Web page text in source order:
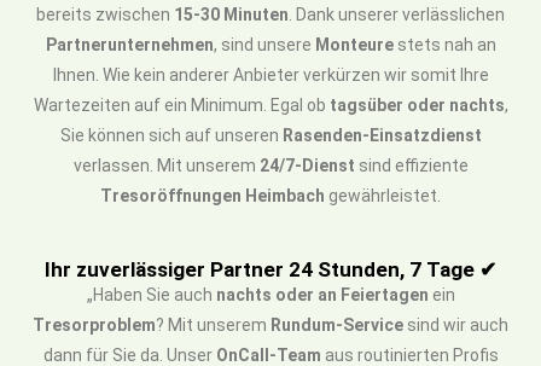
bereits zwischen 15-30 Minuten . Dank unserer verlässlichen
Partnerunternehmen, sind unsere Monteurestets nah an
Ihnen. Wie kein anderer Anbieter verkürzen wir somit Ihre
Wartezeiten auf ein Minimum. Egal ob tagsüber oder nachts,
Sie können sich auf unseren Rasenden-Einsatzdienst
verlassen. Mit unserem 24/7-Dienst sind effiziente
Tresoröffnungen Heimbach gewährleistet.
Ihr zuverlässiger Partner 24 Stunden, 7 Tage ✔
„Haben Sie auch nachts oder an Feiertagen ein
Tresorproblem? Mit unserem Rundum-Service sind wir auch
dann für Sie da. Unser OnCall-Team aus routinierten Profis